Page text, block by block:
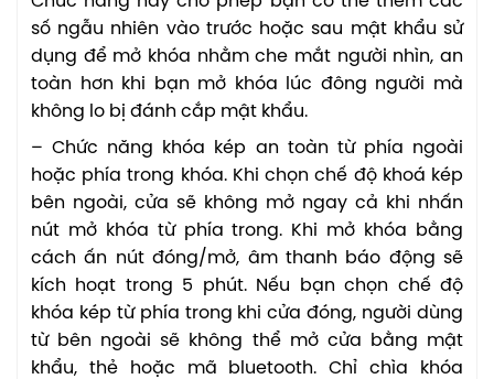
số ngẫu nhiên vào trước hoặc sau mật khẩu sử
dụng để mở khóa nhằm che mắt người nhìn, an
toàn hơn khi bạn mở khóa lúc đông người mà
không lo bị đánh cắp mật khẩu.
– Chức năng khóa kép an toàn từ phía ngoài
hoặc phía trong khóa. Khi chọn chế độ khoá kép
bên ngoài, cửa sẽ không mở ngay cả khi nhấn
nút mở khóa từ phía trong. Khi mở khóa bằng
cách ấn nút đóng/mở, âm thanh báo động sẽ
kích hoạt trong 5 phút. Nếu bạn chọn chế độ
khóa kép từ phía trong khi cửa đóng, người dùng
từ bên ngoài sẽ không thể mở cửa bằng mật
khẩu, thẻ hoặc mã bluetooth. Chỉ chìa khóa